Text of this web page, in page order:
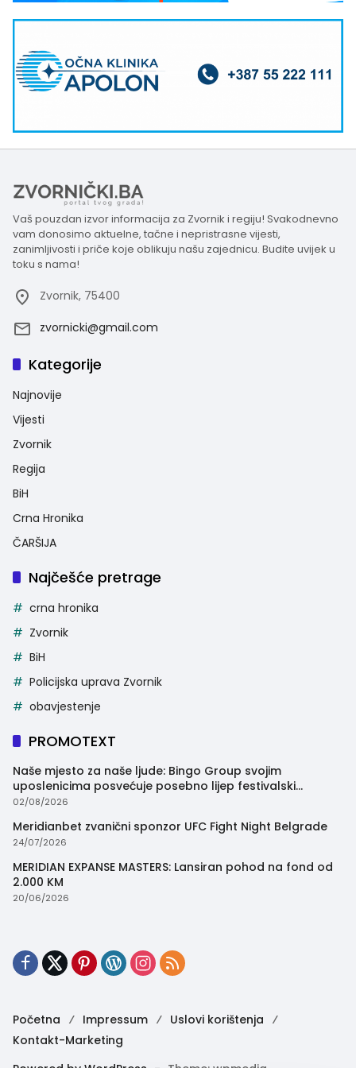
Vaš pouzdan izvor informacija za Zvornik i regiju! Svakodnevno
vam donosimo aktuelne, tačne i nepristrasne vijesti,
zanimljivosti i priče koje oblikuju našu zajednicu. Budite uvijek u
toku s nama!
Zvornik, 75400
zvornicki@gmail.com
Kategorije
Najnovije
Vijesti
Zvornik
Regija
BiH
Crna Hronika
ČARŠIJA
Najčešće pretrage
crna hronika
Zvornik
BiH
Policijska uprava Zvornik
obavjestenje
PROMOTEXT
Naše mjesto za naše ljude: Bingo Group svojim
uposlenicima posvećuje posebno lijep festivalski
trenutak
02/08/2026
Meridianbet zvanični sponzor UFC Fight Night Belgrade
24/07/2026
MERIDIAN EXPANSE MASTERS: Lansiran pohod na fond od
2.000 KM
20/06/2026
Početna Impressum
Uslovi korištenja
Kontakt-Marketing